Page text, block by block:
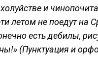
и
летом не поедут на
есть дебилы,
»(Пунктуация и